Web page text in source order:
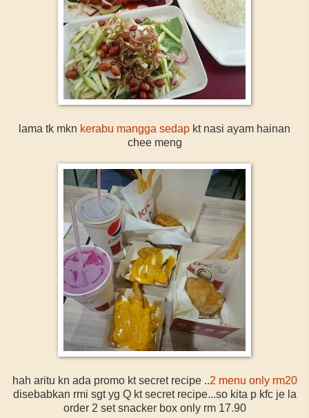
lama tk mkn kerabu mangga sedap kt nasi ayam hainan
chee meng
hah aritu kn ada promo kt secret recipe ..2 menu only rm20
disebabkan rmi sgt yg Q kt secret recipe...so kita p kfc je la
order 2 set snacker box only rm 17.90